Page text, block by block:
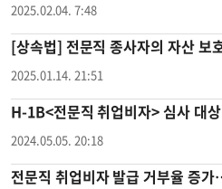
2025.02.04. 7:48
[상속법] 전문직 종사자의 자산 보
2025.01.14. 21:51
H-1B<전문직 취업비자> 심사 대
2024.05.05. 20:18
전문직 취업비자 발급 거부율 증